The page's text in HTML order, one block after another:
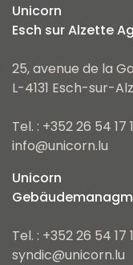
Unicorn
Esch sur Alzette
25, avenue de la
L-4131 Esch-sur-
Tel. : +352 26 54 17
info@unicorn.lu
Unicorn
Tel. : +352 26 54 17
syndic@unicorn.lu